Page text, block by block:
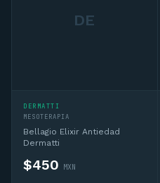
DE
DERMATTI
MESOTERAPIA
Bellagio Elixir Antiedad
Dermatti
$450 MXN